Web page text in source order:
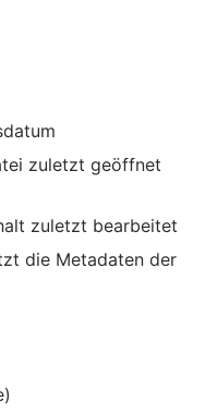
zuletzt geöffnet
zuletzt bearbeitet
die Metadaten der